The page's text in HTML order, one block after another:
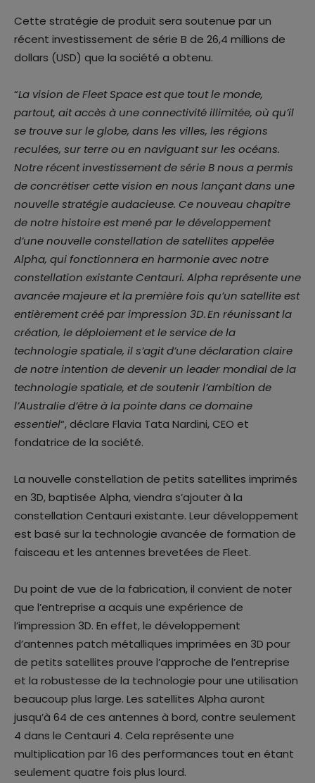
Cette stratégie de produit sera soutenue par un
récent investissement de série B de 26,4 millions de
dollars (USD) que la société a obtenu.
“La vision de Fleet Space est que tout le monde,
partout, ait accès à une connectivité illimitée, où qu’il
se trouve sur le globe, dans les villes, les régions
reculées, sur terre ou en naviguant sur les océans.
Notre récent investissement de série B nous a permis
de concrétiser cette vision en nous lançant dans une
nouvelle stratégie audacieuse. Ce nouveau chapitre
de notre histoire est mené par le développement
d’une nouvelle constellation de satellites appelée
Alpha, qui fonctionnera en harmonie avec notre
constellation existante Centauri. Alpha représente une
avancée majeure et la première fois qu’un satellite est
entièrement créé par impression 3D. En réunissant la
création, le déploiement et le service de la
technologie spatiale, il s’agit d’une déclaration claire
de notre intention de devenir un leader mondial de la
technologie spatiale, et de soutenir l’ambition de
l’Australie d’être à la pointe dans ce domaine
essentiel“, déclare Flavia Tata Nardini, CEO et
fondatrice de la société.
La nouvelle constellation de petits satellites imprimés
en 3D, baptisée Alpha, viendra s’ajouter à la
constellation Centauri existante. Leur développement
est basé sur la technologie avancée de formation de
faisceau et les antennes brevetées de Fleet.
Du point de vue de la fabrication, il convient de noter
que l’entreprise a acquis une expérience de
l’impression 3D. En effet, le développement
d’antennes patch métalliques imprimées en 3D pour
de petits satellites prouve l’approche de l’entreprise
et la robustesse de la technologie pour une utilisation
beaucoup plus large. Les satellites Alpha auront
jusqu’à 64 de ces antennes à bord, contre seulement
4 dans le Centauri 4. Cela représente une
multiplication par 16 des performances tout en étant
seulement quatre fois plus lourd.